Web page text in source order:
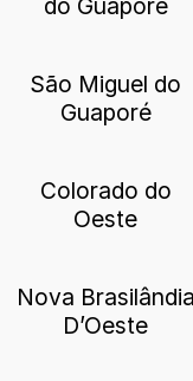
São Miguel do
Guaporé
Colorado do
Oeste
Nova Brasilândia
D’Oeste